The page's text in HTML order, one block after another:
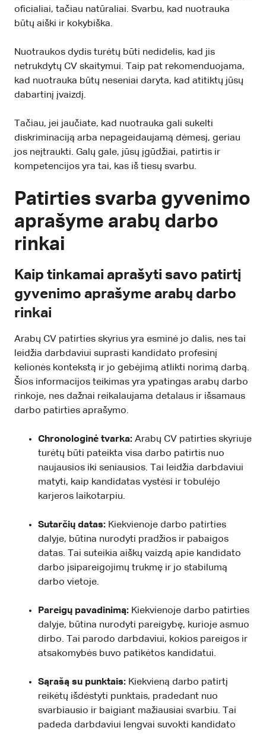
oficialiai, tačiau natūraliai. Svarbu, kad nuotrauka
būtų aiški ir kokybiška.
Nuotraukos dydis turėtų būti nedidelis, kad jis
netrukdytų CV skaitymui. Taip pat rekomenduojama,
kad nuotrauka būtų neseniai daryta, kad atitiktų jūsų
dabartinį įvaizdį.
Tačiau, jei jaučiate, kad nuotrauka gali sukelti
diskriminaciją arba nepageidaujamą dėmesį, geriau
jos neįtraukti. Galų gale, jūsų įgūdžiai, patirtis ir
kompetencijos yra tai, kas iš tiesų svarbu.
Patirties svarba gyvenimo
aprašyme arabų darbo
rinkai
Kaip tinkamai aprašyti savo patirtį
gyvenimo aprašyme arabų darbo
rinkai
Arabų CV patirties skyrius yra esminė jo dalis, nes tai
leidžia darbdaviui suprasti kandidato profesinį
kelionės kontekstą ir jo gebėjimą atlikti norimą darbą.
Šios informacijos teikimas yra ypatingas arabų darbo
rinkoje, nes dažnai reikalaujama detalaus ir išsamaus
darbo patirties aprašymo.
Chronologinė tvarka: Arabų CV patirties skyriuje
turėtų būti pateikta visa darbo patirtis nuo
naujausios iki seniausios. Tai leidžia darbdaviui
matyti, kaip kandidatas vystėsi ir tobulėjo
karjeros laikotarpiu.
Sutarčių datas: Kiekvienoje darbo patirties
dalyje, būtina nurodyti pradžios ir pabaigos
datas. Tai suteikia aiškų vaizdą apie kandidato
darbo įsipareigojimų trukmę ir jo stabilumą
darbo vietoje.
Pareigų pavadinimą: Kiekvienoje darbo patirties
dalyje, būtina nurodyti pareigybę, kurioje asmuo
dirbo. Tai parodo darbdaviui, kokios pareigos ir
atsakomybės buvo patikėtos kandidatui.
Sąrašą su punktais: Kiekvieną darbo patirtį
reikėtų išdėstyti punktais, pradedant nuo
svarbiausio ir baigiant mažiausiai svarbiu. Tai
padeda darbdaviui lengvai suvokti kandidato